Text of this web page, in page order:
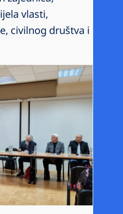
vlasti,
civilnog društva i